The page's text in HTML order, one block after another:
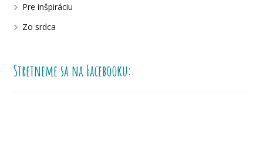
Pre inšpiráciu
Zo srdca
Stretneme sa na Facebooku: